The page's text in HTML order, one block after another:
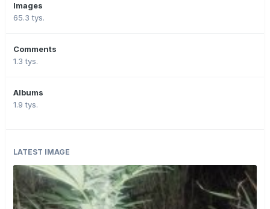
Images
65.3 tys.
Comments
1.3 tys.
Albums
1.9 tys.
LATEST IMAGE